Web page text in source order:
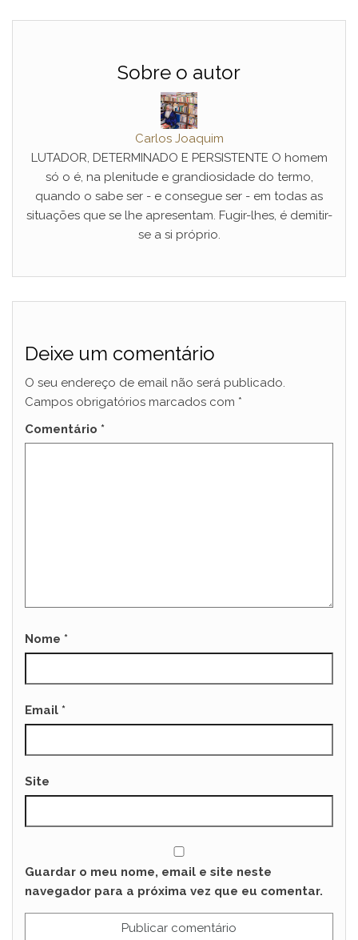
Sobre o autor
Carlos Joaquim
LUTADOR, DETERMINADO E PERSISTENTE O homem
só o é, na plenitude e grandiosidade do termo,
quando o sabe ser - e consegue ser - em todas as
situações que se lhe apresentam. Fugir-lhes, é demitir-
se a si próprio.
Deixe um comentário
O seu endereço de email não será publicado.
Campos obrigatórios marcados com *
Comentário *
Nome *
Email *
Site
Guardar o meu nome, email e site neste
navegador para a próxima vez que eu comentar.